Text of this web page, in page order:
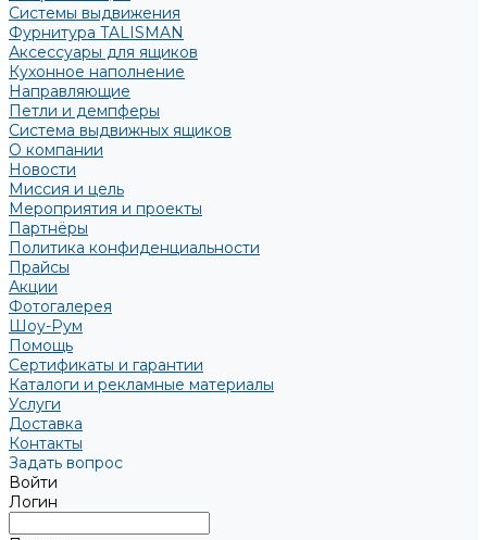
Системы выдвижения
Фурнитура TALISMAN
Аксессуары для ящиков
Кухонное наполнение
Направляющие
Петли и демпферы
Система выдвижных ящиков
О компании
Новости
Миссия и цель
Мероприятия и проекты
Партнёры
Политика конфиденциальности
Прайсы
Акции
Фотогалерея
Шоу-Рум
Помощь
Сертификаты и гарантии
Каталоги и рекламные материалы
Услуги
Доставка
Контакты
Задать вопрос
Войти
Логин